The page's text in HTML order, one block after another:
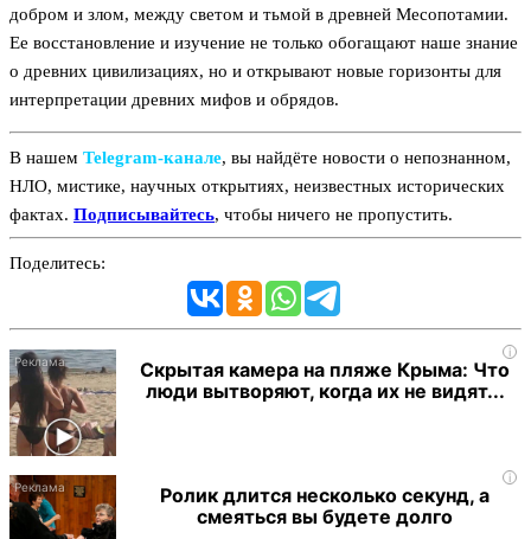
добром и злом, между светом и тьмой в древней Месопотамии.
Ее восстановление и изучение не только обогащают наше знание
о древних цивилизациях, но и открывают новые горизонты для
интерпретации древних мифов и обрядов.
В нашем Telegram‑канале, вы найдёте новости о непознанном,
НЛО, мистике, научных открытиях, неизвестных исторических
фактах. Подписывайтесь, чтобы ничего не пропустить.
Поделитесь:
i
Скрытая камера на пляже Крыма: Что
люди вытворяют, когда их не видят...
i
Ролик длится несколько секунд, а
смеяться вы будете долго